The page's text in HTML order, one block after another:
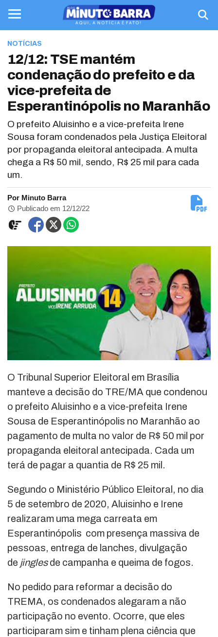
NOTÍCIAS
12/12: TSE mantém
condenação do prefeito e da
vice-prefeita de
Esperantinópolis no Maranhão
O prefeito Aluisinho e a vice-prefeita Irene
Sousa foram condenados pela Justiça Eleitoral
por propaganda eleitoral antecipada. A multa
chega a R$ 50 mil, sendo, R$ 25 mil para cada
um.
Por Minuto Barra
Publicado em 12/12/22
O Tribunal Superior Eleitoral em Brasília
manteve a decisão do TRE/MA que condenou
o prefeito Aluisinho e a vice-prefeita Irene
Sousa de Esperantinópolis no Maranhão ao
pagamento de multa no valor de R$ 50 mil por
propaganda eleitoral antecipada. Cada um
terá de pagar a quantia de R$ 25 mil.
Segundo o Ministério Público Eleitoral, no dia
5 de setembro de 2020, Aluisinho e Irene
realizaram uma mega carreata em
Esperantinópolis com presença massiva de
pessoas, entrega de lanches, divulgação
de jinglesde campanha e queima de fogos.
No pedido para reformar a decisão do
TREMA, os condenados alegaram a não
participação no evento. Ocorre, que eles
participaram sim e tinham plena ciência que